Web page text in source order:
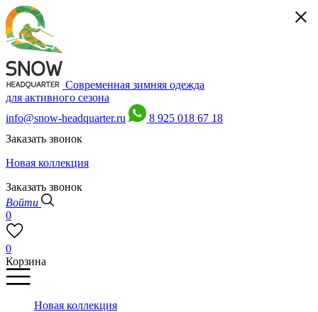
Современная зимняя одежда
для активного сезона
info@snow-headquarter.ru
8 925 018 67 18
Заказать звонок
Новая коллекция
Заказать звонок
Войти
0
0
Корзина
Новая коллекция